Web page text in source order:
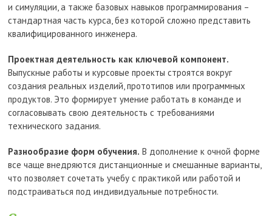
и симуляции, а также базовых навыков программирования –
стандартная часть курса, без которой сложно представить
квалифицированного инженера.
Проектная деятельность как ключевой компонент.
Выпускные работы и курсовые проекты строятся вокруг
создания реальных изделий, прототипов или программных
продуктов. Это формирует умение работать в команде и
согласовывать свою деятельность с требованиями
технического задания.
Разнообразие форм обучения. В дополнение к очной форме
все чаще внедряются дистанционные и смешанные варианты,
что позволяет сочетать учебу с практикой или работой и
подстраиваться под индивидуальные потребности.